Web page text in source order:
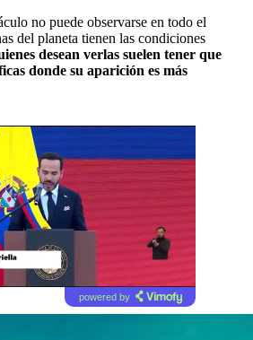
no puede observarse en todo el
del planeta tienen las condiciones
desean verlas suelen tener que
donde su aparición es más
powered by